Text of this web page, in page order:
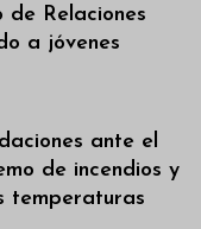
de Relaciones
a jóvenes
ante el
de incendios y
temperaturas